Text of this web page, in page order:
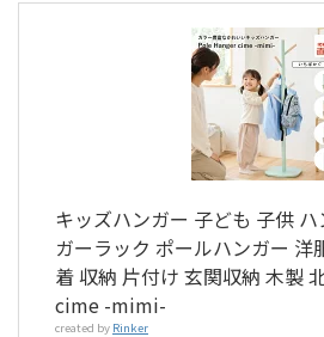
キッズハンガー 子ども 子供
ガーラック ポールハンガー 洋
着 収納 片付け 玄関収納 木製
cime -mimi-
created by Rinker